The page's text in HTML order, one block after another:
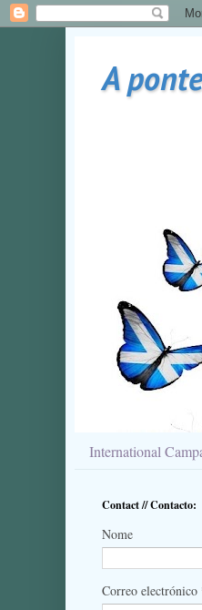
A
International
Contact // Contacto:
Nome
Correo electrónico